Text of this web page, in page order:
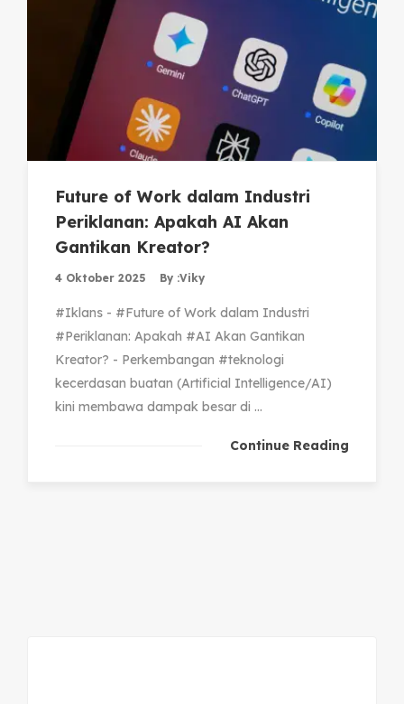
Future of Work dalam Industri
Periklanan: Apakah AI Akan
Gantikan Kreator?
4 Oktober 2025 By :Viky
#Iklans - #Future of Work dalam Industri
#Periklanan: Apakah #AI Akan Gantikan
Kreator? - Perkembangan #teknologi
kecerdasan buatan (Artificial Intelligence/AI)
kini membawa dampak besar di ...
Continue Reading